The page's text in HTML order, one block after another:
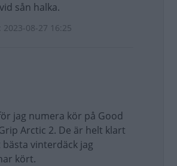
sån halka.
08-27 16:25
jag numera kör på Good
Arctic 2. De är helt klart
vinterdäck jag
kört.